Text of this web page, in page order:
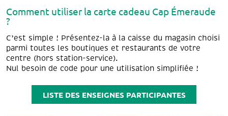
Comment utiliser la carte cadeau Cap Émeraude
?
C’est simple ! Présentez-la à la caisse du magasin choisi
parmi toutes les boutiques et restaurants de votre
centre (hors station-service).
Nul besoin de code pour une utilisation simplifiée !
LISTE DES ENSEIGNES PARTICIPANTES